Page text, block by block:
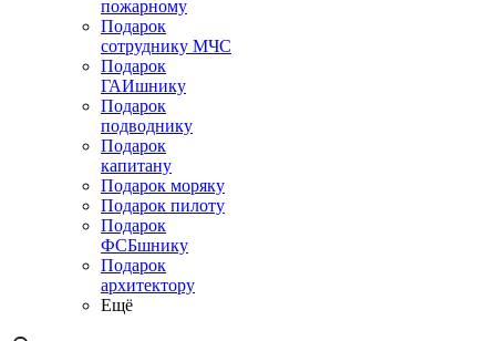
пожарному
Подарок
сотруднику МЧС
Подарок
ГАИшнику
Подарок
подводнику
Подарок
капитану
Подарок моряку
Подарок пилоту
Подарок
ФСБшнику
Подарок
архитектору
Ещё